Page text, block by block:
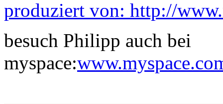
produziert von: http://
besuch Philipp auch bei
myspace: